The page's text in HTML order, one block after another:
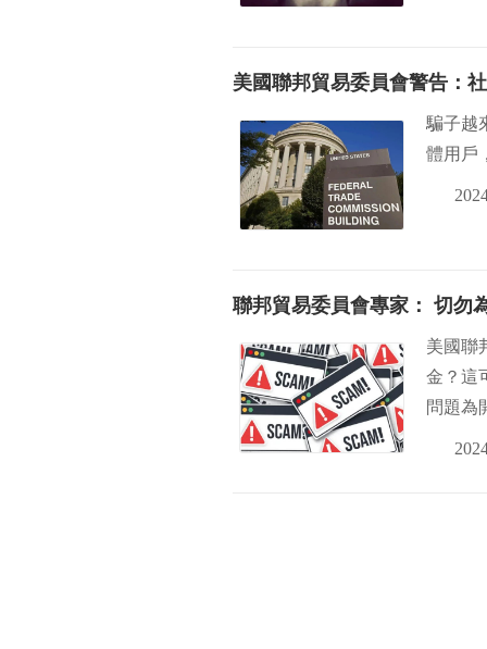
美國聯邦貿易委員會警告：
騙子越
體用戶
聯邦貿易委員會專家： 切勿
美國聯
金？這
問題為